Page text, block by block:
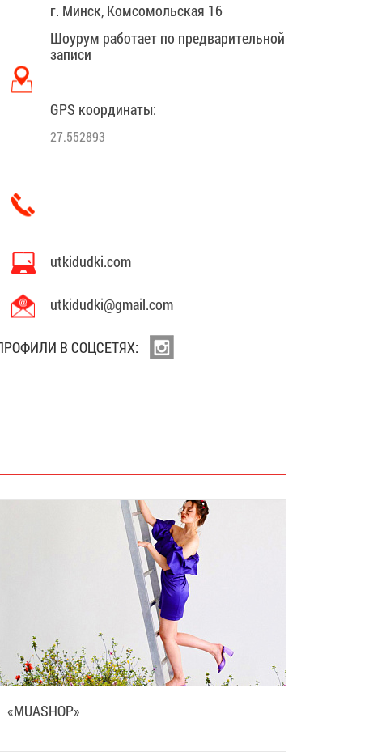
г. Минск, Комсомольская 16
Шоурум работает по предварительной
записи
GPS координаты:
27.552893
utkidudki.com
utkidudki@gmail.com
В СОЦСЕТЯХ:
«MUASHOP»